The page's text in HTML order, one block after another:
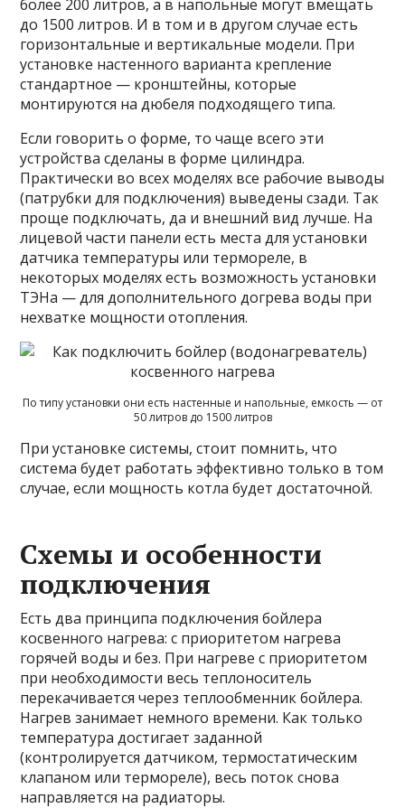
более 200 литров, а в напольные могут вмещать
до 1500 литров. И в том и в другом случае есть
горизонтальные и вертикальные модели. При
установке настенного варианта крепление
стандартное — кронштейны, которые
монтируются на дюбеля подходящего типа.
Если говорить о форме, то чаще всего эти
устройства сделаны в форме цилиндра.
Практически во всех моделях все рабочие выводы
(патрубки для подключения) выведены сзади. Так
проще подключать, да и внешний вид лучше. На
лицевой части панели есть места для установки
датчика температуры или термореле, в
некоторых моделях есть возможность установки
ТЭНа — для дополнительного догрева воды при
нехватке мощности отопления.
По типу установки они есть настенные и напольные, емкость — от
50 литров до 1500 литров
При установке системы, стоит помнить, что
система будет работать эффективно только в том
случае, если мощность котла будет достаточной.
Схемы и особенности
подключения
Есть два принципа подключения бойлера
косвенного нагрева: с приоритетом нагрева
горячей воды и без. При нагреве с приоритетом
при необходимости весь теплоноситель
перекачивается через теплообменник бойлера.
Нагрев занимает немного времени. Как только
температура достигает заданной
(контролируется датчиком, термостатическим
клапаном или термореле), весь поток снова
направляется на радиаторы.